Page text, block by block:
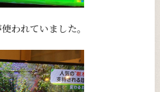
われていました。